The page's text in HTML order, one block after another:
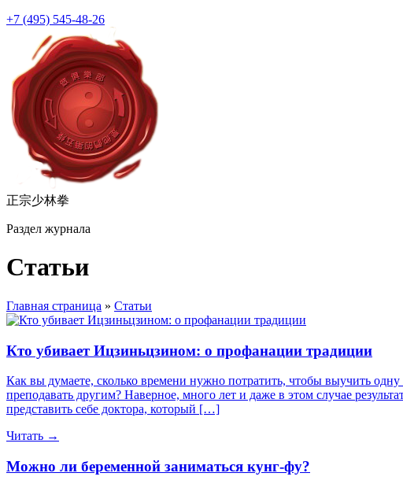
+7 (495) 545-48-26
正宗少林拳
Раздел журнала
Статьи
Главная страница » Статьи
Кто убивает Ицзиньцзином: о профанации традиции
Как вы думаете, сколько времени нужно потратить, чтобы выучить
преподавать другим? Наверное, много лет и даже в этом случае
представить себе доктора, который […]
Читать →
Можно ли беременной заниматься кунг-фу?